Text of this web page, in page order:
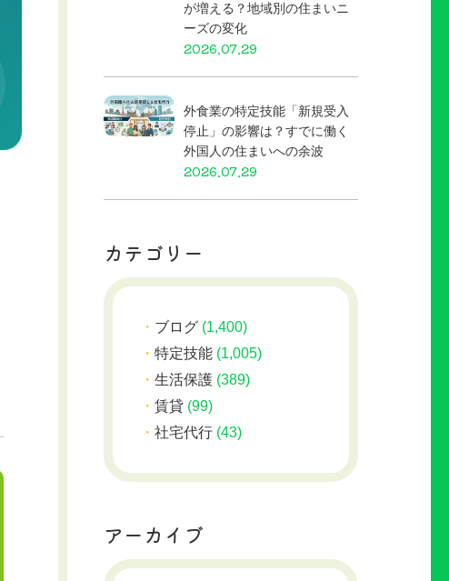
が増える？地域別の住まいニ
ーズの変化
2026.07.29
外食業の特定技能「新規受入
停止」の影響は？すでに働く
外国人の住まいへの余波
2026.07.29
カテゴリー
ブログ (1,400)
特定技能 (1,005)
生活保護 (389)
賃貸 (99)
社宅代行 (43)
アーカイブ